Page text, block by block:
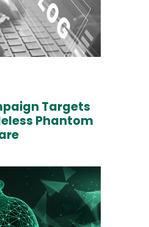
Targets
Phantom